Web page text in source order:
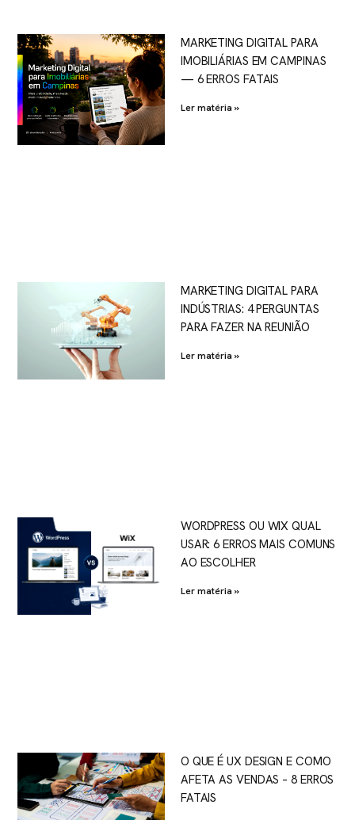
MARKETING DIGITAL PARA
IMOBILIÁRIAS EM CAMPINAS
— 6 ERROS FATAIS
Ler matéria »
MARKETING DIGITAL PARA
INDÚSTRIAS: 4 PERGUNTAS
PARA FAZER NA REUNIÃO
Ler matéria »
WORDPRESS OU WIX QUAL
USAR: 6 ERROS MAIS COMUNS
AO ESCOLHER
Ler matéria »
O QUE É UX DESIGN E COMO
AFETA AS VENDAS – 8 ERROS
FATAIS